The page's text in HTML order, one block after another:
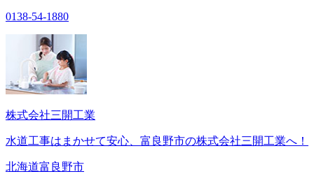
0138-54-1880
株式会社三開工業
水道工事はまかせて安心、富良野市の株式会社三開工業へ！
北海道富良野市